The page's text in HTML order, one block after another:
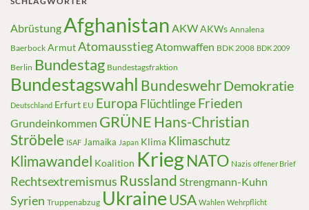
Abrüstung Afghanistan AKWAKWs Annalena
Baerbock ArmutAtomausstiegAtomwaffen BDK 2008 BDK 2009
Berlin Bundestag Bundestagsfraktion
Bundestagswahl BundeswehrDemokratie
Deutschland Erfurt EU Europa FlüchtlingeFrieden
Grundeinkommen GRÜNE Hans-Christian
Ströbele ISAF Jamaika Japan Klima Klimaschutz
Klimawandel Koalition KriegNATO Nazis offener Brief
Rechtsextremismus Russland Strengmann-Kuhn
Syrien Truppenabzug UkraineUSA Wahlen Wehrpflicht